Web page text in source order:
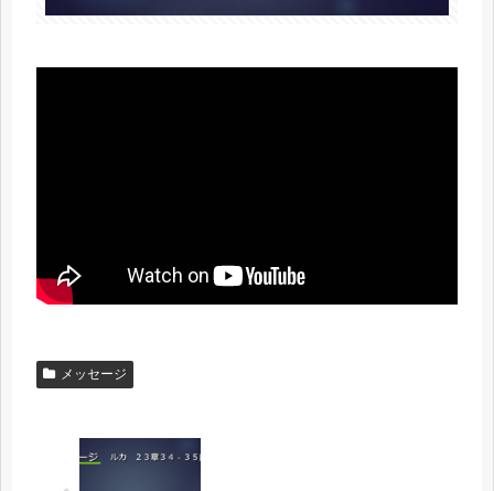
メッセージ